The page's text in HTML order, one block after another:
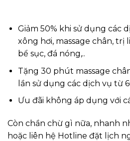
Giảm 50% khi sử dụng các
xông hơi, massage chân, trị
bể sục, đá nóng,..
Tặng 30 phút massage
lần sử dụng các dịch vụ từ
Ưu đãi không áp dụng với
Còn chần chừ gì nữa, nhanh
hoặc liên hệ Hotline đặt lịch